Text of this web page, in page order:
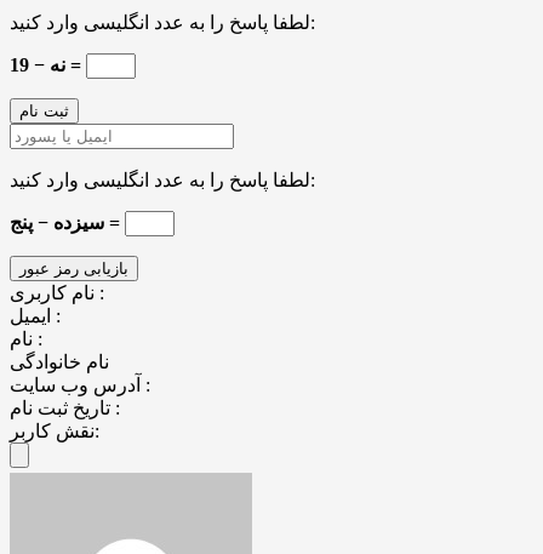
لطفا پاسخ را به عدد انگلیسی وارد کنید:
19 − نه =
لطفا پاسخ را به عدد انگلیسی وارد کنید:
سیزده − پنج =
نام کاربری :
ایمیل :
نام :
نام خانوادگی
آدرس وب سایت :
تاریخ ثبت نام :
نقش کاربر: